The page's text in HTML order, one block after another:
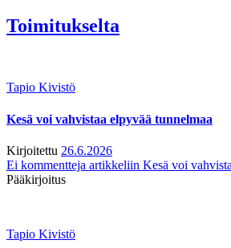
Toimitukselta
Tapio Kivistö
Kesä voi vahvistaa elpyvää tunnelmaa
Kirjoitettu 26.6.2026
Ei kommentteja artikkeliin Kesä voi
Pääkirjoitus
Tapio Kivistö